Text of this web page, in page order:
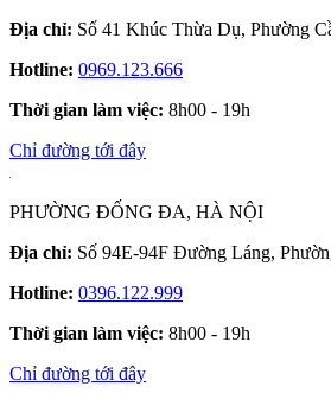
Địa chỉ: Số 41 Khúc Thừa Dụ, Phường
Hotline: 0969.123.666
Thời gian làm việc: 8h00 - 19h
Chỉ đường tới đây
PHƯỜNG ĐỐNG ĐA, HÀ NỘI
Địa chỉ: Số 94E-94F Đường Láng,
Hotline: 0396.122.999
Thời gian làm việc: 8h00 - 19h
Chỉ đường tới đây